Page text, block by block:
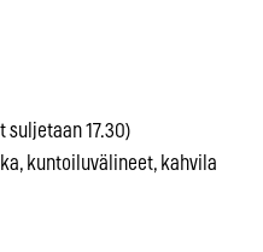
suljetaan 17.30)
kuntoiluvälineet, kahvila